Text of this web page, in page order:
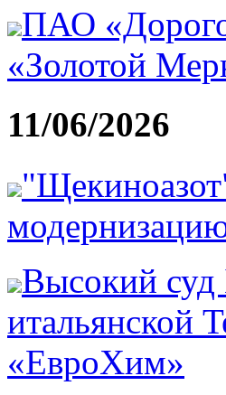
ПАО
«Золотой
11/06/2026
Высокий суд
итальянской
«ЕвроХим»